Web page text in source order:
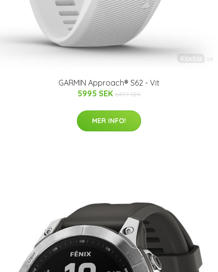
GARMIN Approach® S62 - Vit
5995 SEK 6499 SEK
MER INFO!